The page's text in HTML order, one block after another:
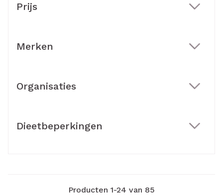
Prijs
Merken
Organisaties
Dieetbeperkingen
Producten 1-24 van 85